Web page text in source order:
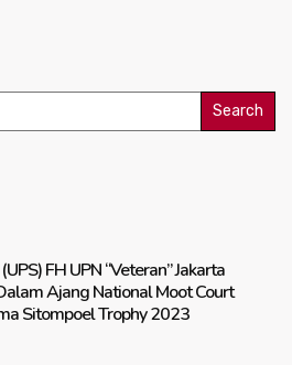
FH UPN “Veteran” Jakarta
Ajang National Moot Court
Sitompoel Trophy 2023